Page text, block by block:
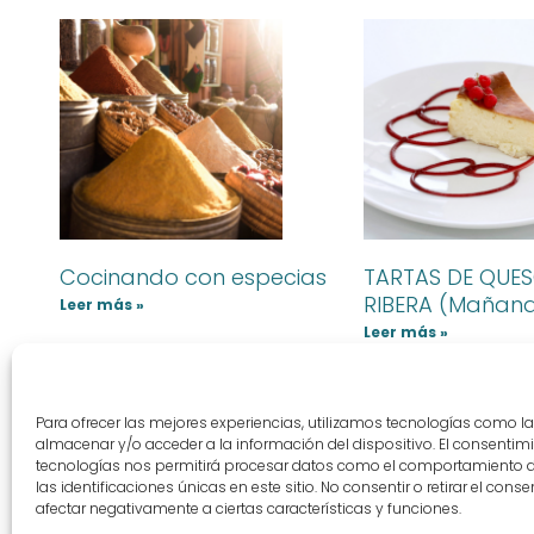
Para ofrecer las mejores experiencias, utilizamos tecnologías como
almacenar y/o acceder a la información del dispositivo. El
tecnologías nos permitirá procesar datos como el comportamiento
las identificaciones únicas en este sitio. No consentir o retirar el
afectar negativamente a ciertas características y funciones.
Cocinando con especias
Leer más »
TARTAS DE
RIBERA
Leer más »
Aviso legal